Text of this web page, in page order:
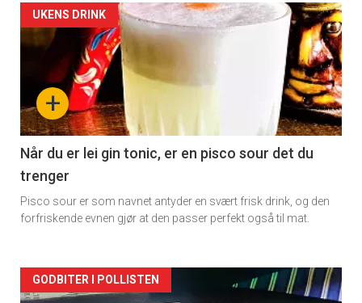
Forsiden
akkurat
nå
-
2
+
UKENS DRINK
Når du er lei gin tonic, er en pisco sour det du
trenger
Pisco sour er som navnet antyder en svært frisk drink, og den
forfriskende evnen gjør at den passer perfekt også til mat.
Forsiden
GODBITER I POLLISTEN